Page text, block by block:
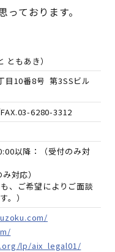
ております。
ともあき）
目10番8号 第3SSビル
03-6280-3312
以降：（受付のみ対
対応）
、ご希望によりご面談
。）
lp/aix_legal01/